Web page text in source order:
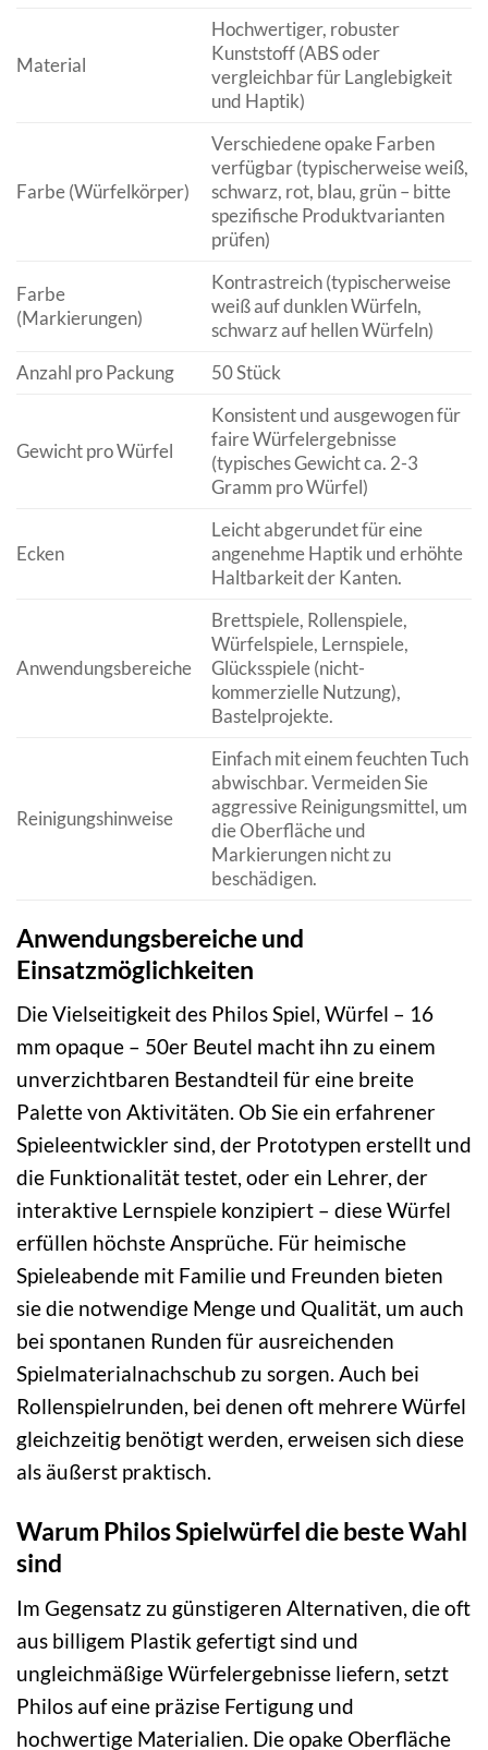
Material
Hochwertiger, robuster
Kunststoff (ABS oder
vergleichbar für Langlebigkeit
und Haptik)
Farbe (Würfelkörper)
Verschiedene opake Farben
verfügbar (typischerweise weiß,
schwarz, rot, blau, grün – bitte
spezifische Produktvarianten
prüfen)
Farbe
(Markierungen)
Kontrastreich (typischerweise
weiß auf dunklen Würfeln,
schwarz auf hellen Würfeln)
Anzahl pro Packung
50 Stück
Gewicht pro Würfel
Konsistent und ausgewogen für
faire Würfelergebnisse
(typisches Gewicht ca. 2-3
Gramm pro Würfel)
Ecken
Leicht abgerundet für eine
angenehme Haptik und erhöhte
Haltbarkeit der Kanten.
Anwendungsbereiche
Brettspiele, Rollenspiele,
Würfelspiele, Lernspiele,
Glücksspiele (nicht-
kommerzielle Nutzung),
Bastelprojekte.
Reinigungshinweise
Einfach mit einem feuchten Tuch
abwischbar. Vermeiden Sie
aggressive Reinigungsmittel, um
die Oberfläche und
Markierungen nicht zu
beschädigen.
Anwendungsbereiche und
Einsatzmöglichkeiten
Die Vielseitigkeit des Philos Spiel, Würfel – 16
mm opaque – 50er Beutel macht ihn zu einem
unverzichtbaren Bestandteil für eine breite
Palette von Aktivitäten. Ob Sie ein erfahrener
Spieleentwickler sind, der Prototypen erstellt und
die Funktionalität testet, oder ein Lehrer, der
interaktive Lernspiele konzipiert – diese Würfel
erfüllen höchste Ansprüche. Für heimische
Spieleabende mit Familie und Freunden bieten
sie die notwendige Menge und Qualität, um auch
bei spontanen Runden für ausreichenden
Spielmaterialnachschub zu sorgen. Auch bei
Rollenspielrunden, bei denen oft mehrere Würfel
gleichzeitig benötigt werden, erweisen sich diese
als äußerst praktisch.
Warum Philos Spielwürfel die beste Wahl
sind
Im Gegensatz zu günstigeren Alternativen, die oft
aus billigem Plastik gefertigt sind und
ungleichmäßige Würfelergebnisse liefern, setzt
Philos auf eine präzise Fertigung und
hochwertige Materialien. Die opake Oberfläche